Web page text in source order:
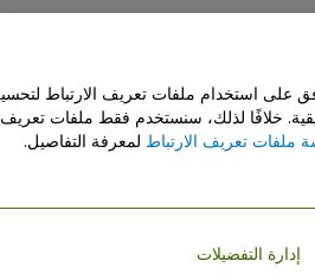
بنا
2026
تفاصيل الشركة
على استخدام ملفات تعريف الارتباط
خلافًا لذلك، سنستخدم فقط ملفات تعريف
ملفات تعريف الارتباط لمعرفة التفاصيل.
إدارة التفضيلات